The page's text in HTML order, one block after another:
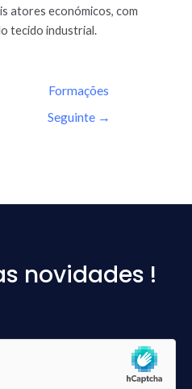
atores económicos, com
tecido industrial.
Formações
Seguinte →
novidades !